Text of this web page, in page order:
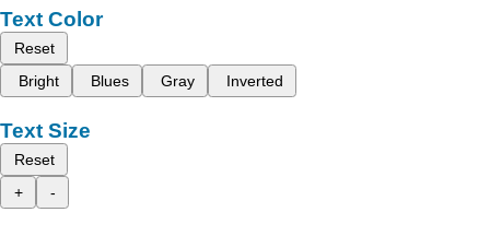
Text Color
Reset
Bright
Blues Gray Inverted
Text Size
Reset
+
-